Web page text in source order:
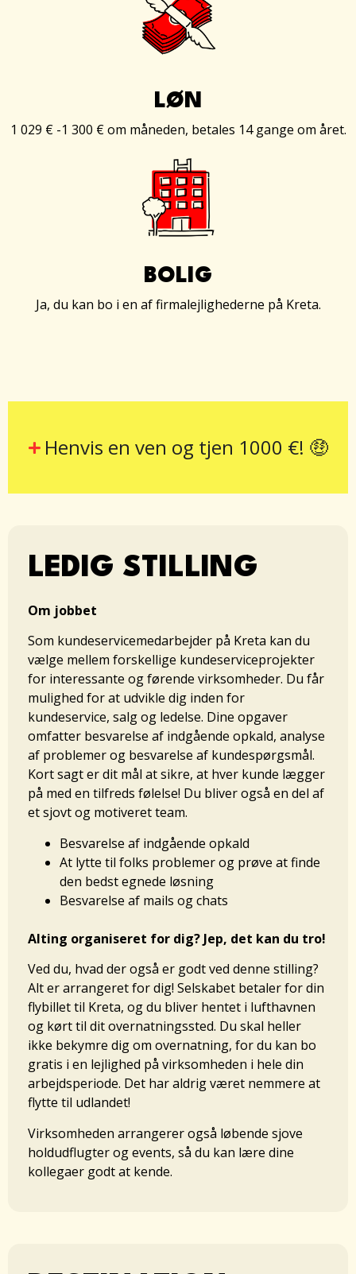
LØN
1 029 € -1 300 € om måneden, betales 14 gange om året.
BOLIG
Ja, du kan bo i en af firmalejlighederne på Kreta.
Henvis en ven og tjen 1000 €! 🤑
LEDIG STILLING
Om jobbet
Som kundeservicemedarbejder på Kreta kan du
vælge mellem forskellige kundeserviceprojekter
for interessante og førende virksomheder. Du får
mulighed for at udvikle dig inden for
kundeservice, salg og ledelse. Dine opgaver
omfatter besvarelse af indgående opkald, analyse
af problemer og besvarelse af kundespørgsmål.
Kort sagt er dit mål at sikre, at hver kunde lægger
på med en tilfreds følelse! Du bliver også en del af
et sjovt og motiveret team.
Besvarelse af indgående opkald
At lytte til folks problemer og prøve at finde
den bedst egnede løsning
Besvarelse af mails og chats
Alting organiseret for dig? Jep, det kan du tro!
Ved du, hvad der også er godt ved denne stilling?
Alt er arrangeret for dig! Selskabet betaler for din
flybillet til Kreta, og du bliver hentet i lufthavnen
og kørt til dit overnatningssted. Du skal heller
ikke bekymre dig om overnatning, for du kan bo
gratis i en lejlighed på virksomheden i hele din
arbejdsperiode. Det har aldrig været nemmere at
flytte til udlandet!
Virksomheden arrangerer også løbende sjove
holdudflugter og events, så du kan lære dine
kollegaer godt at kende.